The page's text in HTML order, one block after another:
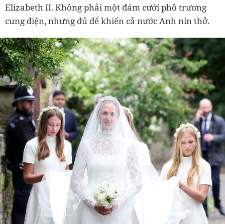
Elizabeth II. Không phải một đám cưới phô trương
cung điện, nhưng đủ để khiến cả nước Anh nín thở.